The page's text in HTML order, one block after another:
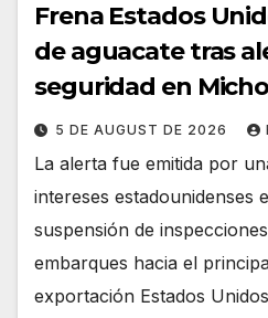
Frena Estados
de aguacate tras
seguridad en
5 DE AUGUST DE 2026
La alerta fue emitida por
intereses estadounidenses
suspensión de
embarques hacia el
exportación Estados